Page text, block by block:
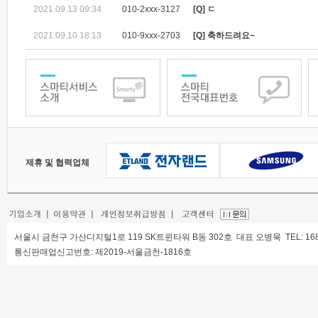
2021.09.13 09:34
010-2xxx-3127 [Q] ㄷ
2021.09.10 18:13 010-9xxx-2703 [Q] 축하드려요~
제휴 및 협력업체
서울시 금천구 가산디지털1로 119 SK트윈타워 B동 302호 대표 오병묵 TEL:
통신판매업신고번호: 제2019-서울금천-1816호